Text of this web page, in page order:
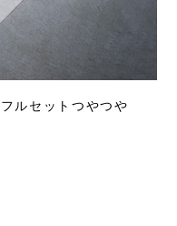
ルセットつやつや